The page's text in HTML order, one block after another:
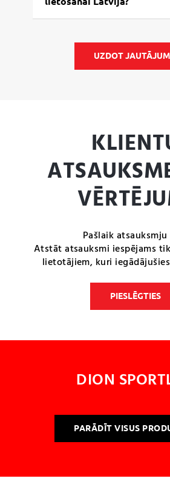
UZDOT
Pašlaik
Atstāt atsauksmi iespējams
lietotājiem, kuri
PIESLĒGTIES
DION
PARĀDĪT VISUS